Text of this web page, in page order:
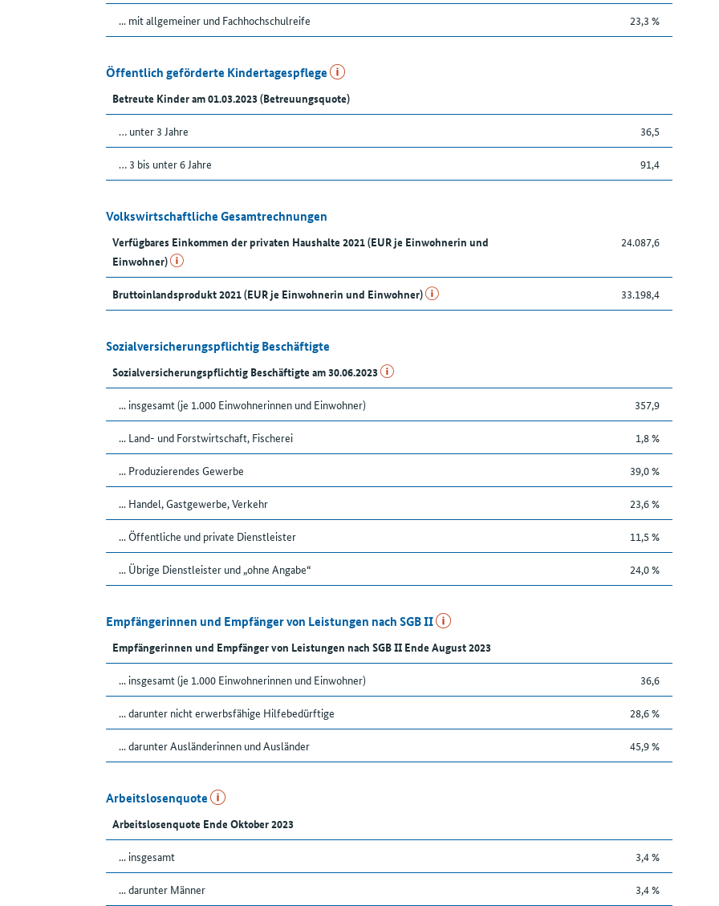
... mit allgemeiner und Fachhochschulreife 23,3 %
Öffentlich geförderte Kindertagespflege
Betreute Kinder am 01.03.2023 (Betreuungsquote)
… unter 3 Jahre 36,5
… 3 bis unter 6 Jahre 91,4
Volkswirtschaftliche Gesamtrechnungen
Verfügbares Einkommen der privaten Haushalte 2021 (EUR je Einwohnerin und
Einwohner)
24.087,6
Bruttoinlandsprodukt 2021 (EUR je Einwohnerin und Einwohner) 33.198,4
Sozialversicherungspflichtig Beschäftigte
Sozialversicherungspflichtig Beschäftigte am 30.06.2023
... insgesamt (je 1.000 Einwohnerinnen und Einwohner) 357,9
... Land- und Forstwirtschaft, Fischerei 1,8 %
... Produzierendes Gewerbe 39,0 %
... Handel, Gastgewerbe, Verkehr 23,6 %
... Öffentliche und private Dienstleister 11,5 %
... Übrige Dienstleister und „ohne Angabe“ 24,0 %
Empfängerinnen und Empfänger von Leistungen nach SGB II
Empfängerinnen und Empfänger von Leistungen nach SGB II Ende August 2023
... insgesamt (je 1.000 Einwohnerinnen und Einwohner) 36,6
... darunter nicht erwerbsfähige Hilfebedürftige 28,6 %
... darunter Ausländerinnen und Ausländer 45,9 %
Arbeitslosenquote
Arbeitslosenquote Ende Oktober 2023
... insgesamt 3,4 %
... darunter Männer 3,4 %